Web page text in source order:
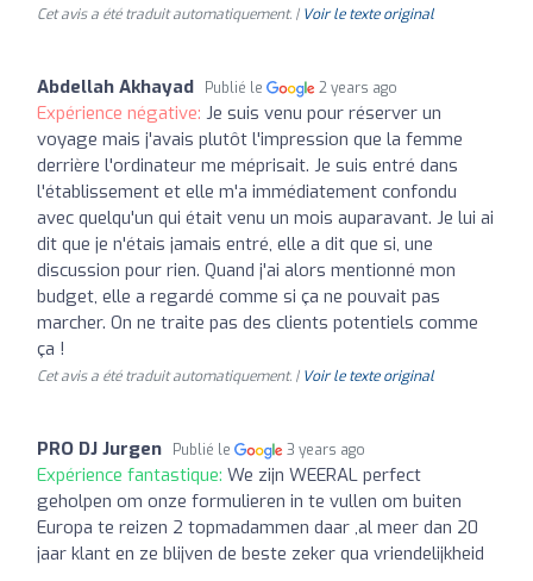
Cet avis a été traduit automatiquement. | Voir le texte original
Abdellah Akhayad Publié le 2 years ago
Expérience négative: Je suis venu pour réserver un
voyage mais j'avais plutôt l'impression que la femme
derrière l'ordinateur me méprisait. Je suis entré dans
l'établissement et elle m'a immédiatement confondu
avec quelqu'un qui était venu un mois auparavant. Je lui ai
dit que je n'étais jamais entré, elle a dit que si, une
discussion pour rien. Quand j'ai alors mentionné mon
budget, elle a regardé comme si ça ne pouvait pas
marcher. On ne traite pas des clients potentiels comme
ça !
Cet avis a été traduit automatiquement. | Voir le texte original
PRO DJ Jurgen Publié le 3 years ago
Expérience fantastique: We zijn WEERAL perfect
geholpen om onze formulieren in te vullen om buiten
Europa te reizen 2 topmadammen daar ,al meer dan 20
jaar klant en ze blijven de beste zeker qua vriendelijkheid